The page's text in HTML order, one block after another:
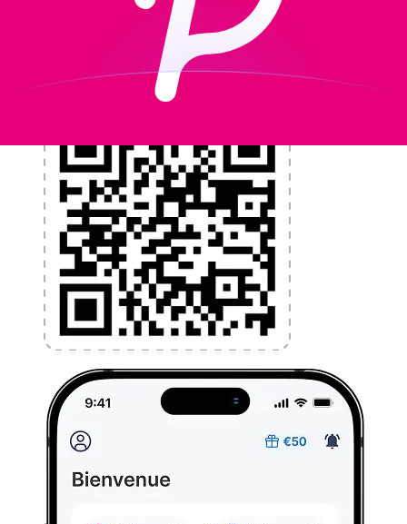
l'argent à l'étranger sans frais cachés. Téléchargez
l'application dès aujourd'hui !